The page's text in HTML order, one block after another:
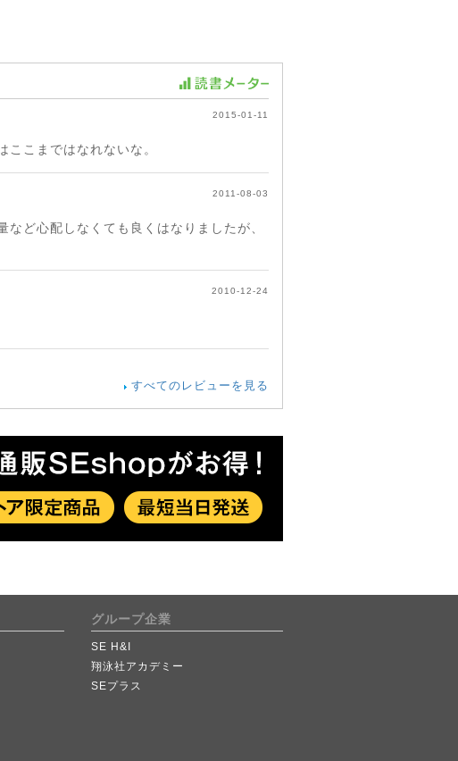
2015-01-11
こまではなれないな。
2011-08-03
ど心配しなくても良くはなりましたが、
2010-12-24
すべてのレビューを見る
グループ企業
SE H&I
翔泳社アカデミー
SEプラス